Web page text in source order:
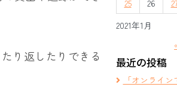
り返したりできる
2021年1月
25
26
最近の投稿
「オンライ